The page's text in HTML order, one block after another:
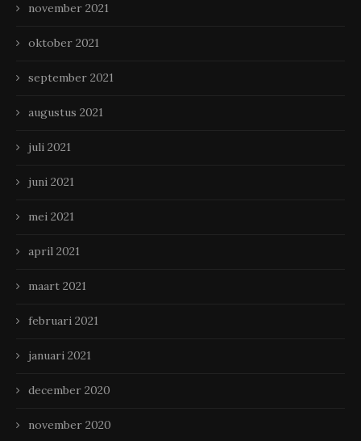
november 2021
oktober 2021
september 2021
augustus 2021
juli 2021
juni 2021
mei 2021
april 2021
maart 2021
februari 2021
januari 2021
december 2020
november 2020